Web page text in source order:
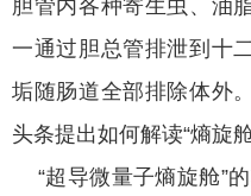
胆管内各种寄生虫、油
一通过胆总管排泄到十
垢随肠道全部排除体外
头条提出如何解读“熵旋
“超导微量子熵旋舱”